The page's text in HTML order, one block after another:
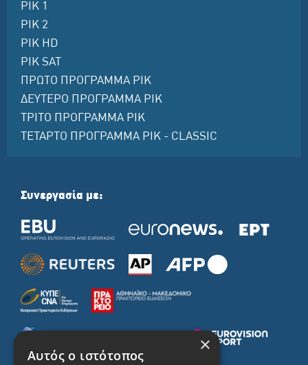
ΡΙΚ 1
ΡΙΚ 2
ΡΙΚ HD
ΡΙΚ SAT
ΠΡΩΤΟ ΠΡΟΓΡΑΜΜΑ ΡΙΚ
ΔΕΥΤΕΡΟ ΠΡΟΓΡΑΜΜΑ ΡΙΚ
ΤΡΙΤΟ ΠΡΟΓΡΑΜΜΑ ΡΙΚ
ΤΕΤΑΡΤΟ ΠΡΟΓΡΑΜΜΑ ΡΙΚ - CLASSIC
Συνεργασία με:
×
Αυτός ο ιστότοπος